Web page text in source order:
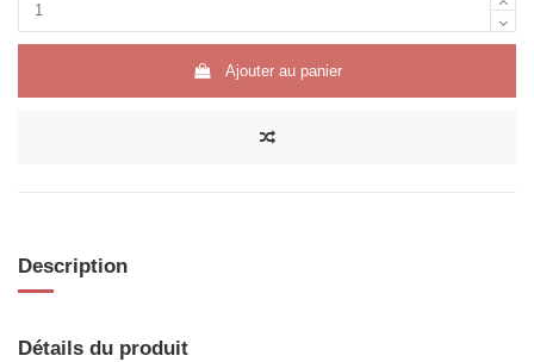
Ajouter au panier
Description
Détails du produit